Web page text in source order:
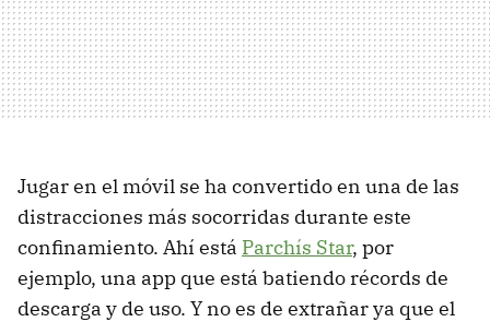
Jugar en el móvil se ha convertido en una de las
distracciones más socorridas durante este
confinamiento. Ahí está Parchís Star, por
ejemplo, una app que está batiendo récords de
descarga y de uso. Y no es de extrañar ya que el